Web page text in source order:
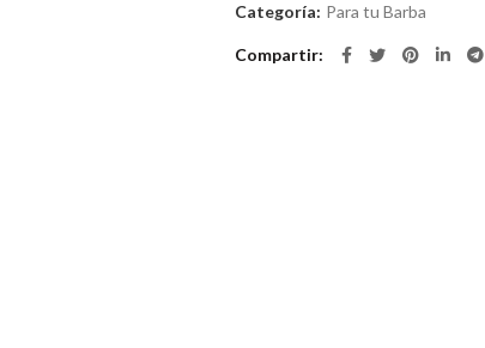
Categoría: Para tu Barba
Compartir